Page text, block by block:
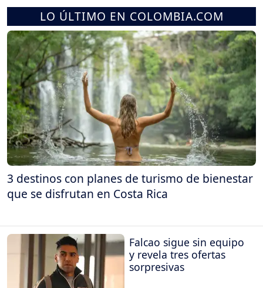
LO ÚLTIMO EN COLOMBIA.COM
3 destinos con planes de turismo de bienestar
que se disfrutan en Costa Rica
Falcao sigue sin equipo
y revela tres ofertas
sorpresivas